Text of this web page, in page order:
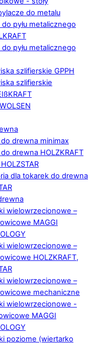
do metalu
do pyłu metalicznego
do pyłu metalicznego
szlifierskie GPPH
szlifierskie
drewna minimax
drewna HOLZKRAFT
dla tokarek do drewna
wielowrzecionowe –
MAGGI
wielowrzecionowe –
HOLZKRAFT,
wielowrzecionowe –
mechaniczne
wielowrzecionowe -
MAGGI
poziome (wiertarko